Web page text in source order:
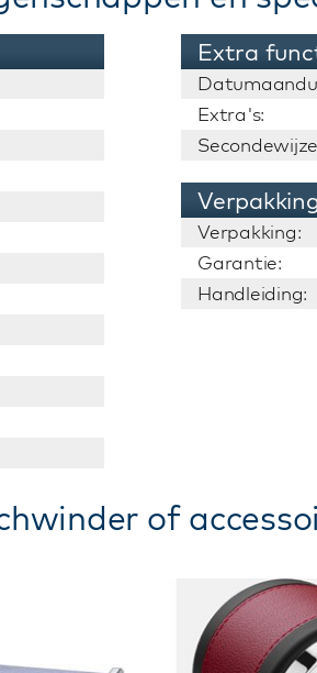
Extra
Extra's:
Verpakking:
Garantie:
Handleiding:
of